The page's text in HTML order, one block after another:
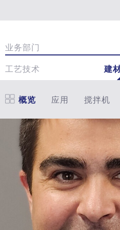
业务部门
工艺技术 建
概览 应用 搅拌机